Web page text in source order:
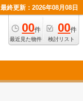
最終更新：2026年08月08日
00件
最近見た物件
00件
検討リスト